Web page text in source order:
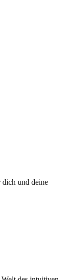
und deine